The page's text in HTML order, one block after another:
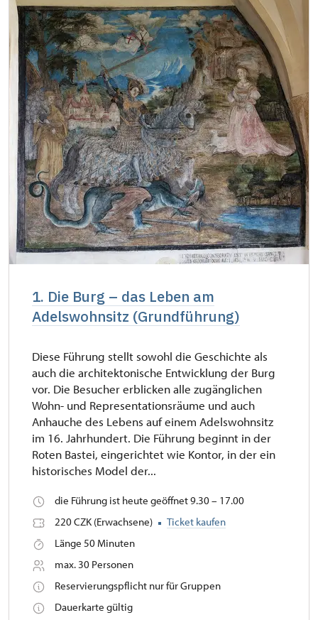
Eintrittskarte
NPÚ-Karte
kostenlos
"Náš člověk"-Karte *
kostenlos
* Freier Eintritt nur für den Karteninhaber
1. Die Burg – das Leben am
Adelswohnsitz (Grundführung)
Diese Führung stellt sowohl die Geschichte als
auch die architektonische Entwicklung der Burg
vor. Die Besucher erblicken alle zugänglichen
Wohn- und Representationsräume und auch
Anhauche des Lebens auf einem Adelswohnsitz
im 16. Jahrhundert. Die Führung beginnt in der
Roten Bastei, eingerichtet wie Kontor, in der ein
historisches Model der...
die Führung ist heute geöffnet 9.30 – 17.00
220 CZK (Erwachsene)
Ticket kaufen
Länge 50 Minuten
max. 30 Personen
Reservierungspflicht nur für Gruppen
Dauerkarte gültig